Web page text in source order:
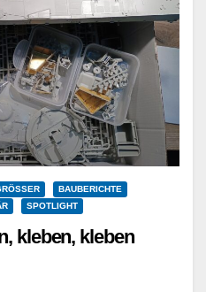
BAUBERICHTE
SPOTLIGHT
kleben, kleben